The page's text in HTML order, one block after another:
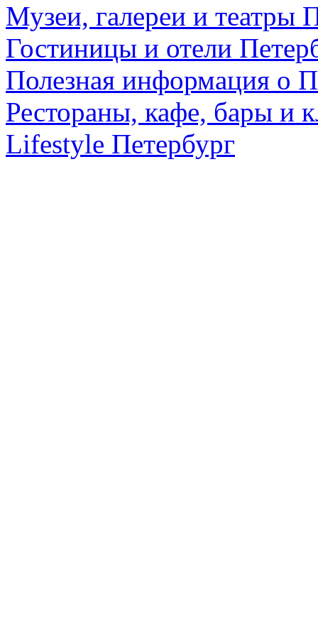
Музеи, галереи и театры
Гостиницы и отели
Полезная информация о
Рестораны, кафе, бары и
Lifestyle Петербург